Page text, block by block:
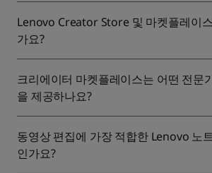
Lenovo Creator Store 및 마켓플레이
가요?
크리에이터 마켓플레이스는 어떤 전문
을 제공하나요?
동영상 편집에 가장 적합한 Lenovo 노
인가요?